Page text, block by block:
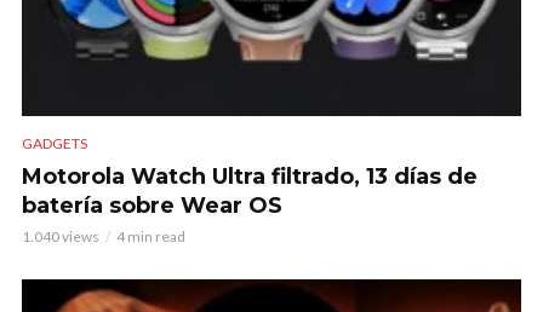
GADGETS
Motorola Watch Ultra filtrado, 13 días de
batería sobre Wear OS
1.040 views 4 min read